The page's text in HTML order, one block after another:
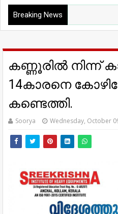
Breaking News
കണ്ണൂരിൽ നിന്ന്
14കാരനെ
കണ്ടെത്തി.
Soorya Wednesday, October